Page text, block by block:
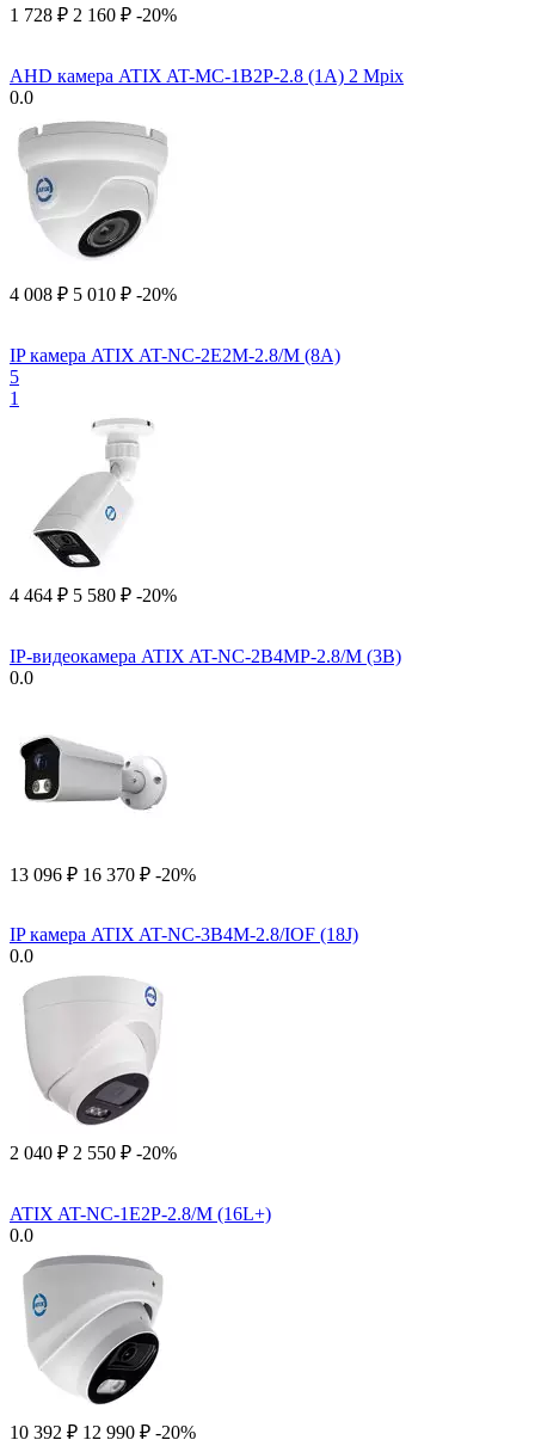
1 728 ₽ 2 160 ₽ -20%
AHD камера ATIX AT-MC-1B2P-2.8 (1A) 2 Mpix
0.0
4 008 ₽ 5 010 ₽ -20%
IP камера ATIX AT-NC-2E2M-2.8/M (8A)
5
1
4 464 ₽ 5 580 ₽ -20%
IP-видеокамера ATIX AT-NC-2B4MP-2.8/M (3B)
0.0
13 096 ₽ 16 370 ₽ -20%
IP камера ATIX AT-NC-3B4M-2.8/IOF (18J)
0.0
2 040 ₽ 2 550 ₽ -20%
ATIX AT-NC-1E2P-2.8/M (16L+)
0.0
10 392 ₽ 12 990 ₽ -20%